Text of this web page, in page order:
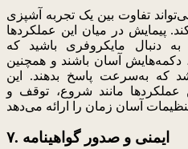
تفاوت بین یک تجربه آشپزی
پیمایش در میان این عملکردها
دنبال مایکروفری باشید که
آسان باشند و همچنین
که به‌سرعت پاسخ بدهند. این
مانند شروع، توقف و
۷. ایمنی و صدور گواهینامه